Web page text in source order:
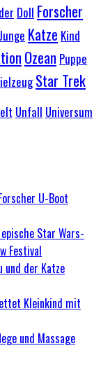
Doll Forscher
Junge Katze Kind
Ozean Puppe
Star Trek
Unfall Universum
U-Boot
Star Wars-
Festival
und der Katze
Kleinkind mit
und Massage